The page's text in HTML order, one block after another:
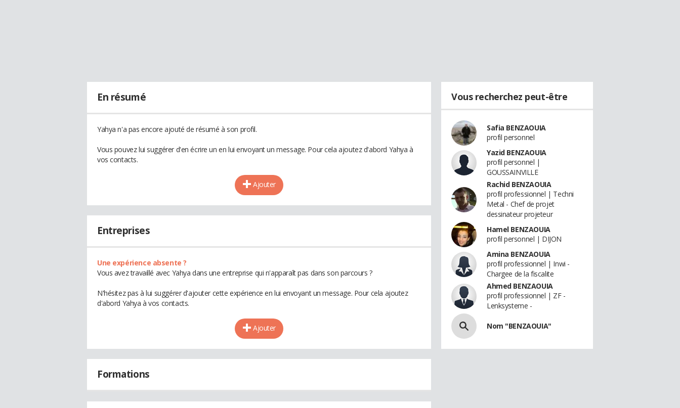
En résumé
Yahya n'a pas encore ajouté de résumé à son profil.
Vous pouvez lui suggérer d'en écrire un en lui envoyant un message. Pour cela ajoutez d'abord Yahya à
vos contacts.
Ajouter
Entreprises
Une expérience absente ?
Vous avez travaillé avec Yahya dans une entreprise qui n'apparaît pas dans son parcours ?
N'hésitez pas à lui suggérer d'ajouter cette expérience en lui envoyant un message. Pour cela ajoutez
d'abord Yahya à vos contacts.
Ajouter
Formations
Vous recherchez peut-être
Safia BENZAOUIA
profil personnel
Yazid BENZAOUIA
profil personnel |
GOUSSAINVILLE
Rachid BENZAOUIA
profil professionnel | Techni
Metal - Chef de projet
dessinateur projeteur
Hamel BENZAOUIA
profil personnel | DIJON
Amina BENZAOUIA
profil professionnel | Inwi -
Chargee de la fiscalite
Ahmed BENZAOUIA
profil professionnel | ZF -
Lenksysteme -
Nom "BENZAOUIA"